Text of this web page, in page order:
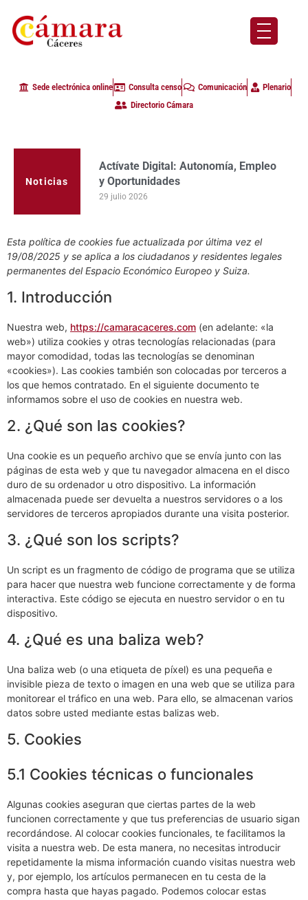
Sede electrónica online Consulta censo Comunicación
Plenario
Directorio Cámara
Actívate Digital: Autonomía, Empleo
y Oportunidades
29 julio 2026
La Cámara de Comercio de Cáceres
clausura con alta participación de
empresas en la primera edición del
23 julio 2026
19/08/2025 y se aplica a los ciudadanos y residentes legales
1. Introducción
Nuestra web,https://camaracaceres.com(en adelante: «la
web») utiliza cookies y otras tecnologías relacionadas (para
mayor comodidad, todas las tecnologías se denominan
los que hemos contratado. En el siguiente documento te
2. ¿Qué son las cookies?
Una cookie es un pequeño archivo que se envía junto con las
páginas de esta web y que tu navegador almacena en el disco
almacenada puede ser devuelta a nuestros servidores o a los
3. ¿Qué son los scripts?
Un script es un fragmento de código de programa que se utiliza
interactiva. Este código se ejecuta en nuestro servidor o en tu
4. ¿Qué es una baliza web?
Una baliza web (o una etiqueta de píxel) es una pequeña e
monitorear el tráfico en una web. Para ello, se almacenan varios
5. Cookies
5.1 Cookies técnicas o funcionales
Algunas cookies aseguran que ciertas partes de la web
funcionen correctamente y que tus preferencias de usuario sigan
recordándose. Al colocar cookies funcionales, te facilitamos la
visita a nuestra web. De esta manera, no necesitas introducir